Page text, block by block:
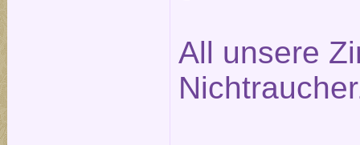
All unsere